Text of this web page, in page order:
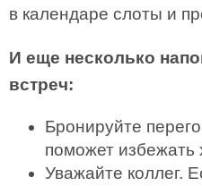
в календаре слоты и
И еще несколько
встреч:
Бронируйте
поможет избежать
Уважайте коллег.